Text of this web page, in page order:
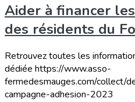
Aider à financer
des résidents du
Retrouvez toutes les
dédiée https://www.asso-
fermedesmauges.com/collect/
campagne-adhesion-2023